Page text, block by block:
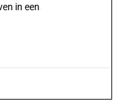
in een